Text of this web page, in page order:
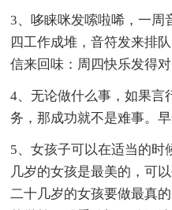
3、哆睐咪发嗦啦唏，一周
四工作成堆，音符发来排
信来回味：周四快乐发得对
4、无论做什么事，如果言
务，那成功就不是难事。早
5、女孩子可以在适当的时
几岁的女孩是最美的，可
二十几岁的女孩要做最真